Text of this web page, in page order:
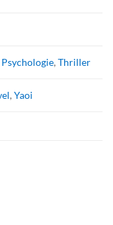
Psychologie,Thriller
,Yaoi